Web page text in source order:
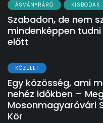
ÁSVÁNYRÁRÓ KISBODAK
Szabadon, de nem
mindenképpen
előtt
KÖZÉLET
Egy közösség, ami
nehéz időkben –
Mosonmagyaróvári
Kör